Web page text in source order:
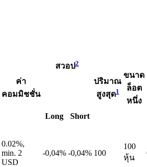
ค่า
คอมมิชชั่น
สวอป2
ปริมาณ
สูงสุด1
ขนาด
ล็อต
หนึ่ง
Long Short
0.02%,
min. 2
USD
-0,04% -0,04% 100
100
หุ้น